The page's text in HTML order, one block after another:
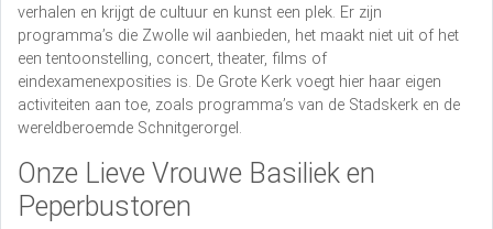
verhalen en krijgt de cultuur en kunst een plek. Er zijn
programma’s die Zwolle wil aanbieden, het maakt niet uit of het
een tentoonstelling, concert, theater, films of
eindexamenexposities is. De Grote Kerk voegt hier haar eigen
activiteiten aan toe, zoals programma’s van de Stadskerk en de
wereldberoemde Schnitgerorgel.
Onze Lieve Vrouwe Basiliek en
Peperbustoren